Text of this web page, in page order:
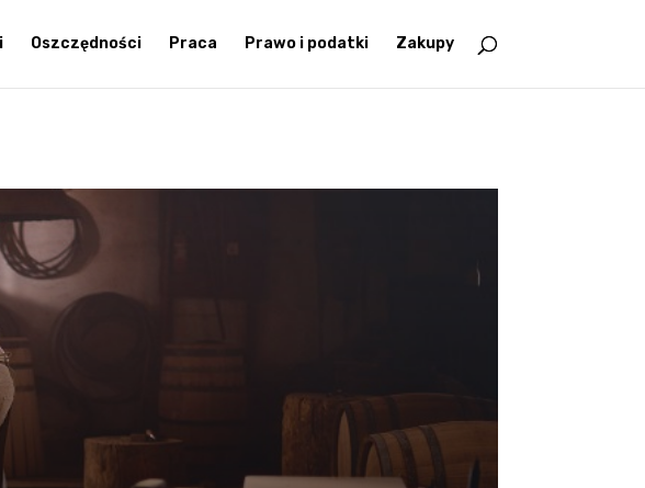
Oszczędności Praca Prawo i podatki Zakupy